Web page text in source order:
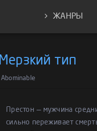
ЖАНРЫ
Мерзкий тип
Abominable
Престон — мужчина
сильно переживает